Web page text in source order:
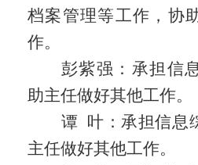
档案管理等工作，协
作。
彭紫强：承担信
助主任做好其他工作。
谭 叶：承担信息
主任做好其他工作。